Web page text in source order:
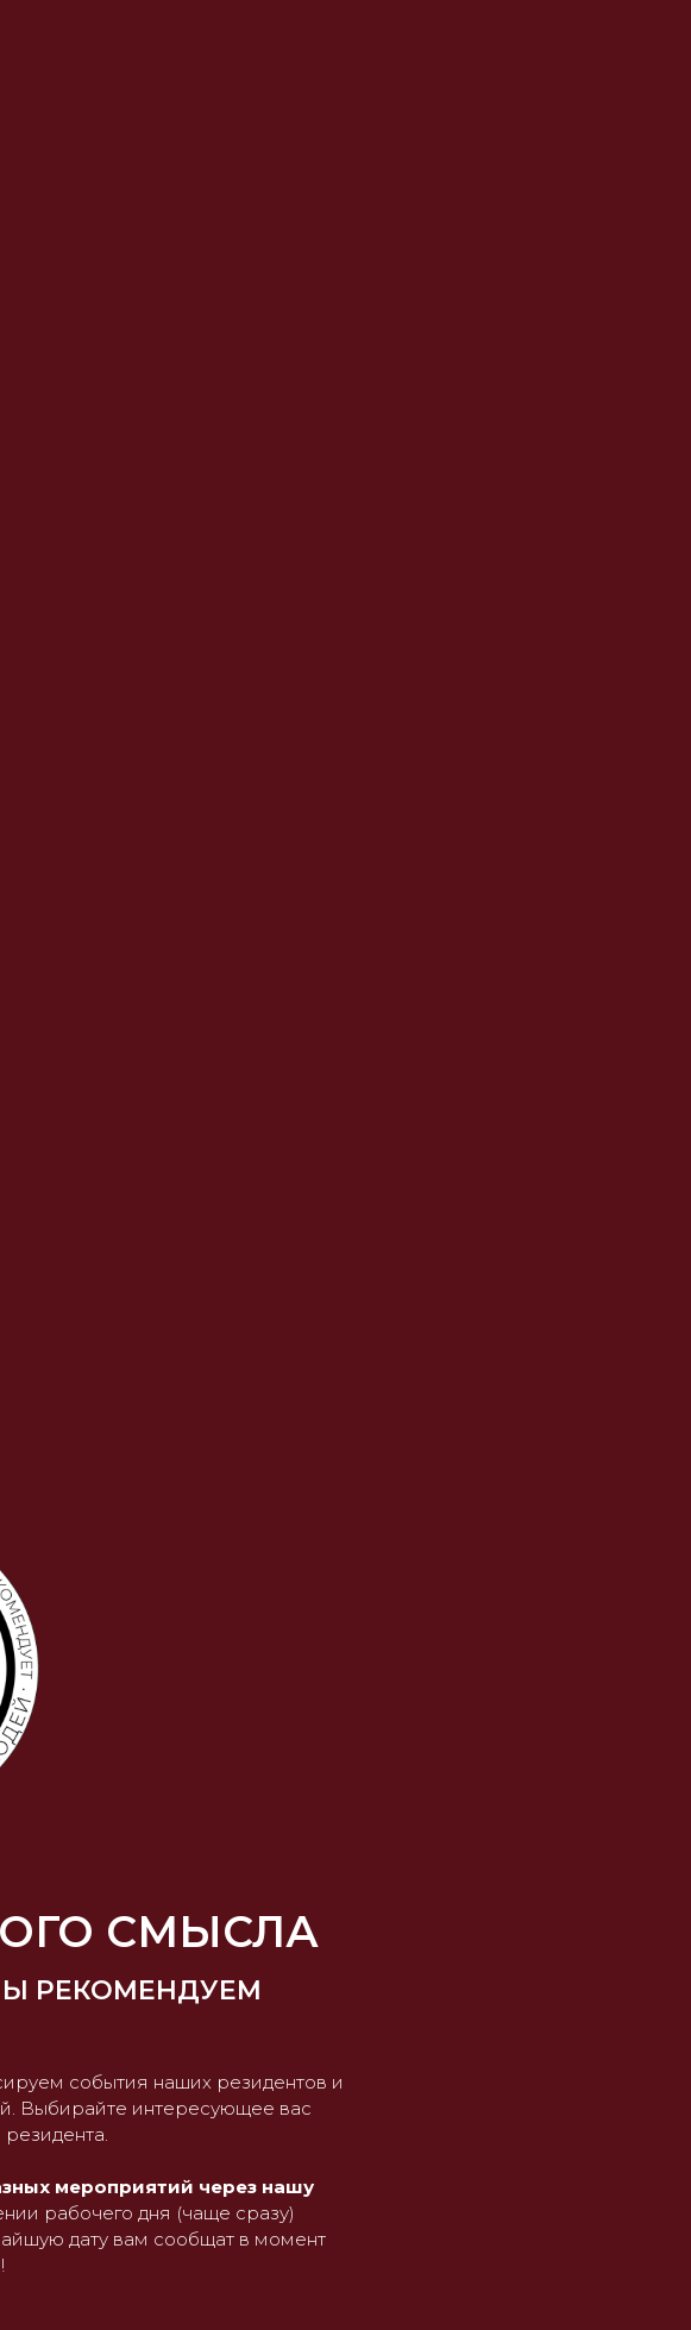
СМЫСЛА
РЕКОМЕНДУЕМ
события наших резидентов и
Выбирайте интересующее вас
мероприятий через нашу
рабочего дня (чаще сразу)
дату вам сообщат в момент